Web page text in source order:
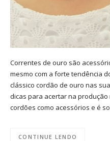
Correntes de ouro são
mesmo com a forte tendência
clássico cordão de ouro nas
dicas para acertar na
cordões como acessórios e é
CONTINUE LENDO